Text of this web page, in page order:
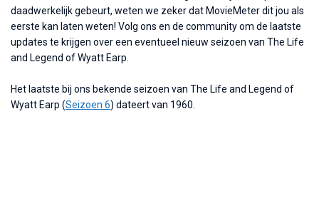
daadwerkelijk gebeurt, weten we zeker dat MovieMeter dit jou als
eerste kan laten weten! Volg ons en de community om de laatste
updates te krijgen over een eventueel nieuw seizoen van The Life
and Legend of Wyatt Earp.
Het laatste bij ons bekende seizoen van The Life and Legend of
Wyatt Earp (Seizoen 6) dateert van 1960.